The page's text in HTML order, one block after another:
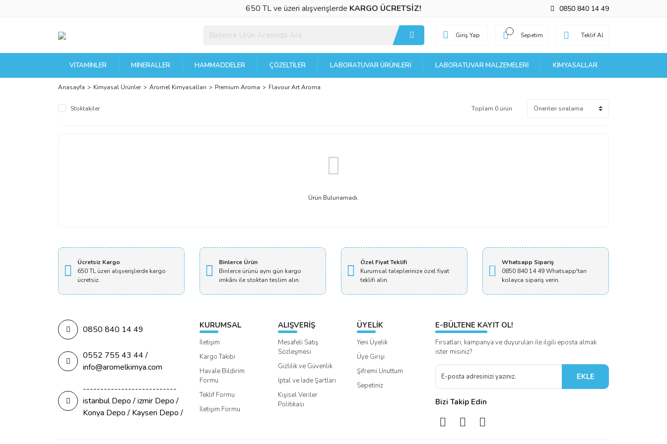
650 TL ve üzeri alışverişlerde KARGO ÜCRETSİZ! 0850 840 14 49
Giriş Yap Sepetim Teklif Al
VITAMINLER MINERALLER HAMMADDELER ÇÖZELTILER LABORATUVAR ÜRÜNLERI LABORATUVAR MALZEMELERI KIMYASALLAR
Anasayfa Kimyasal Ürünler Aromel Kimyasalları Premium Aroma Flavour Art Aroma
Stoktakiler Toplam 0 ürün
Ürün Bulunamadı.
Ücretsiz Kargo
650 TL üzeri alışverişlerde kargo
ücretsiz.
Binlerce Ürün
Binlerce ürünü aynı gün kargo
imkânı ile stoktan teslim alın.
Özel Fiyat Teklifi
Kurumsal taleplerinize özel fiyat
teklifi alın.
Whatsapp Sipariş
0850 840 14 49 Whatsapp'tan
kolayca sipariş verin.
0850 840 14 49
0552 755 43 44 /
info@aromelkimya.com
---------------------------
istanbul Depo / izmir Depo /
Konya Depo / Kayseri Depo /
KURUMSAL
İletişim
Kargo Takibi
Havale Bildirim
Formu
Teklif Formu
İletişim Formu
ALIŞVERİŞ
Mesafeli Satış
Sözleşmesi
Gizlilik ve Güvenlik
İptal ve İade Şartları
Kişisel Veriler
Politikası
ÜYELİK
Yeni Üyelik
Üye Girişi
Şifremi Unuttum
Sepetiniz
E-BÜLTENE KAYIT OL!
Fırsatları, kampanya ve duyuruları ile ilgili eposta almak
ister misiniz?
EKLE
Bizi Takip Edin